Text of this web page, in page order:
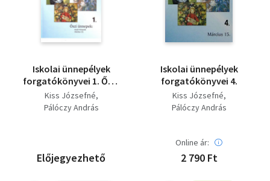
Történelem
Iskolai ünnepélyek
forgatókönyvei 1. Őszi
ünnepek: Aradi
vértanúk; Október 23.
Kiss Józsefné
Pálóczy András
Előjegyezhető
Iskolai ünnepélyek
forgatókönyvei 4.
Kiss Józsefné
Pálóczy András
Online ár:
2 790 Ft